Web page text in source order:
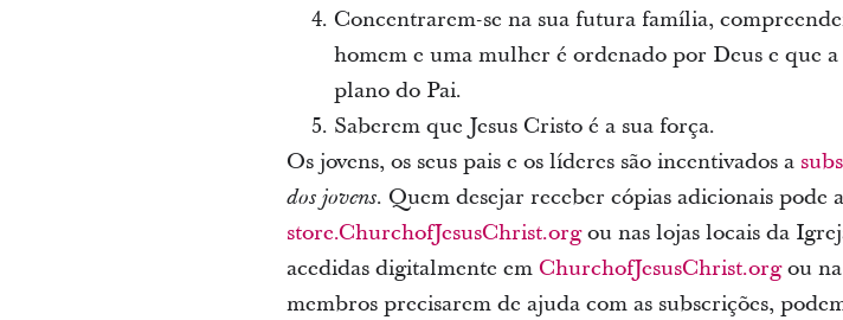
Concentrarem-se na sua futura família,
homem e uma mulher é ordenado por Deus e que
plano do Pai.
Saberem que Jesus Cristo é a sua força.
Os jovens, os seus pais e os líderes são incentivados a
dos jovens. Quem desejar receber cópias adicionais pode
store.ChurchofJesusChrist.orgou nas lojas locais da
acedidas digitalmente em ChurchofJesusChrist.orgou na
membros precisarem de ajuda com as subscrições,